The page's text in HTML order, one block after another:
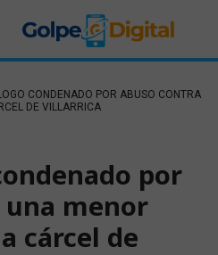
CONDENADO POR ABUSO CONTRA
DE VILLARRICA
por
menor
cárcel de